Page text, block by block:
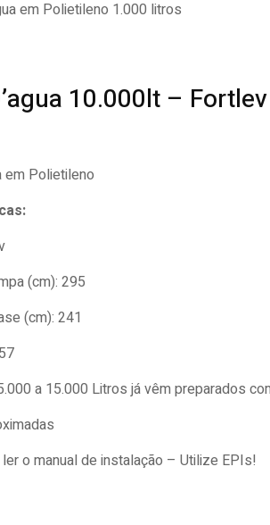
10.000lt – Fortlev
em Polietileno
(cm): 295
(cm): 241
a 15.000 Litros já vêm preparados
o manual de instalação – Utilize EPIs!